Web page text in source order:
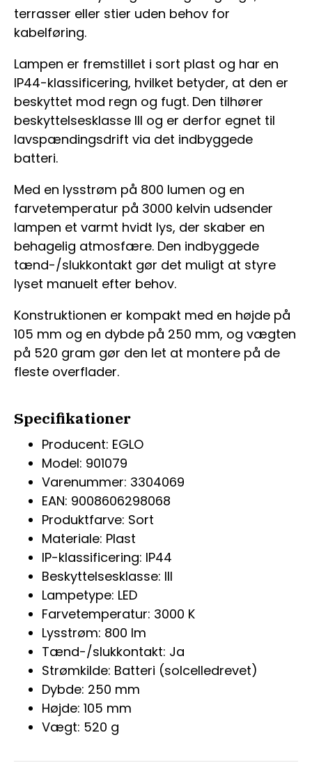
terrasser eller stier uden behov for
kabelføring.
Lampen er fremstillet i sort plast og har en
IP44-klassificering, hvilket betyder, at den er
beskyttet mod regn og fugt. Den tilhører
beskyttelsesklasse III og er derfor egnet til
lavspændingsdrift via det indbyggede
batteri.
Med en lysstrøm på 800 lumen og en
farvetemperatur på 3000 kelvin udsender
lampen et varmt hvidt lys, der skaber en
behagelig atmosfære. Den indbyggede
tænd-/slukkontakt gør det muligt at styre
lyset manuelt efter behov.
Konstruktionen er kompakt med en højde på
105 mm og en dybde på 250 mm, og vægten
på 520 gram gør den let at montere på de
fleste overflader.
Specifikationer
Producent: EGLO
Model: 901079
Varenummer: 3304069
EAN: 9008606298068
Produktfarve: Sort
Materiale: Plast
IP-klassificering: IP44
Beskyttelsesklasse: III
Lampetype: LED
Farvetemperatur: 3000 K
Lysstrøm: 800 lm
Tænd-/slukkontakt: Ja
Strømkilde: Batteri (solcelledrevet)
Dybde: 250 mm
Højde: 105 mm
Vægt: 520 g